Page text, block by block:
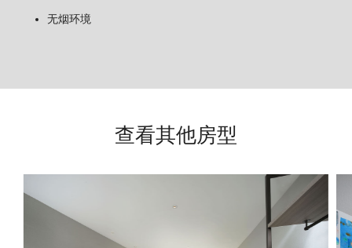
无烟环境
查看其他房型